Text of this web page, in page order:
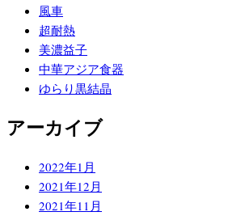
風車
超耐熱
美濃益子
中華アジア食器
ゆらり黒結晶
アーカイブ
2022年1月
2021年12月
2021年11月